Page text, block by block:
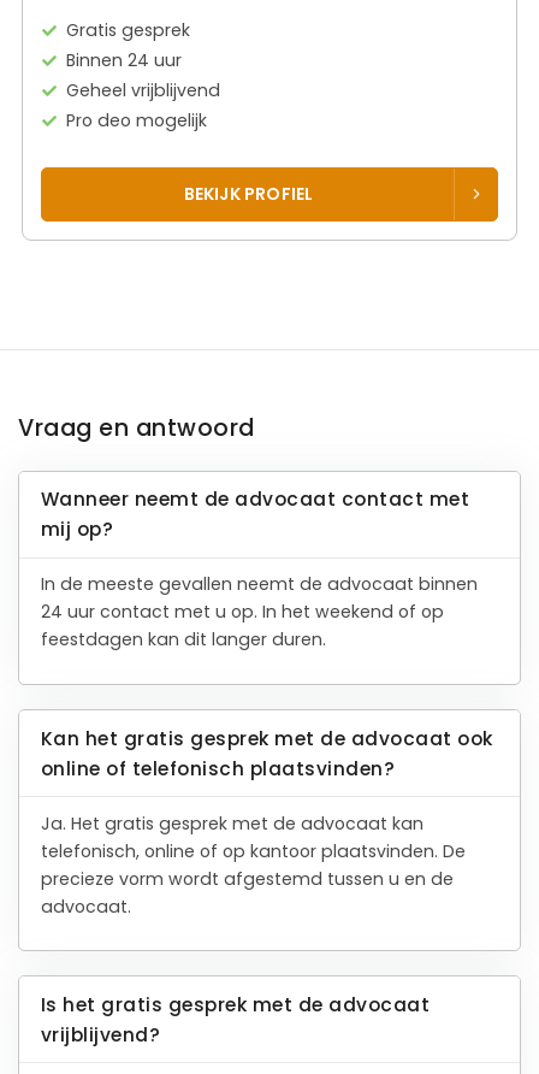
Gratis gesprek
Binnen 24 uur
Geheel vrijblijvend
Pro deo mogelijk
BEKIJK PROFIEL
Vraag en antwoord
Wanneer neemt de advocaat contact met
mij op?
In de meeste gevallen neemt de advocaat binnen
24 uur contact met u op. In het weekend of op
feestdagen kan dit langer duren.
Kan het gratis gesprek met de advocaat ook
online of telefonisch plaatsvinden?
Ja. Het gratis gesprek met de advocaat kan
telefonisch, online of op kantoor plaatsvinden. De
precieze vorm wordt afgestemd tussen u en de
advocaat.
Is het gratis gesprek met de advocaat
vrijblijvend?